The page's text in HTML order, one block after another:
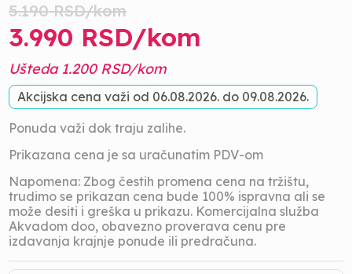
5.190RSD/kom
3.990 RSD/kom
Ušteda 1.200RSD/kom
Akcijska cena važi od 06.08.2026. do 09.08.2026.
Ponuda važi dok traju zalihe.
Prikazana cena je sa uračunatim PDV-om
Napomena: Zbog čestih promena cena na tržištu,
trudimo se prikazan cena bude 100% ispravna ali se
može desiti i greška u prikazu. Komercijalna služba
Akvadom doo, obavezno proverava cenu pre
izdavanja krajnje ponude ili predračuna.